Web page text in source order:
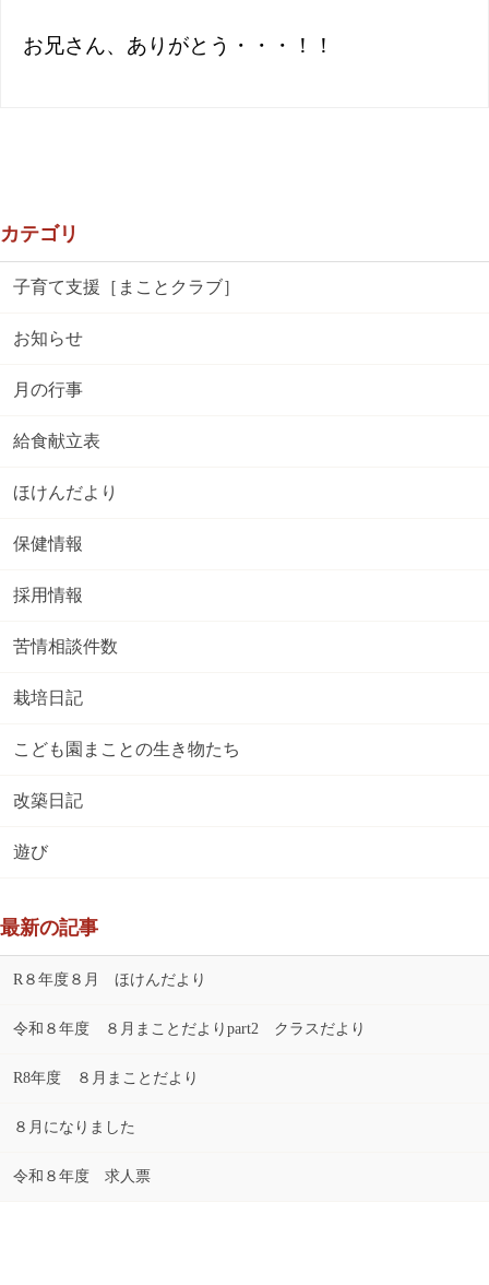
お兄さん、ありがとう・・・！！
カテゴリ
子育て支援［まことクラブ］
お知らせ
月の行事
給食献立表
ほけんだより
保健情報
採用情報
苦情相談件数
栽培日記
こども園まことの生き物たち
改築日記
遊び
最新の記事
R８年度８月 ほけんだより
令和８年度 ８月まことだよりpart2 クラスだより
R8年度 ８月まことだより
８月になりました
令和８年度 求人票